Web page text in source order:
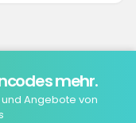
mehr.
Angebote von